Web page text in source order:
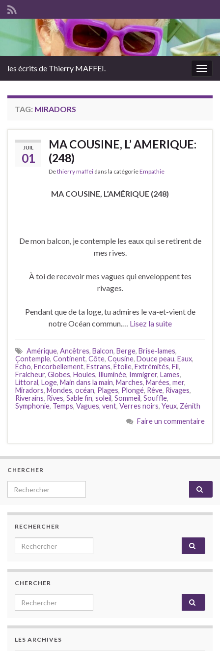
les écrits de Thierry MAFFEI.
TAG: MIRADORS
JUIL
01
MA COUSINE, L’ AMERIQUE:
(248)
Dethierry maffei dans la catégorieEmpathie
MA COUSINE, L’AMÉRIQUE (248)
De mon balcon, je contemple les eaux qui se retirent de
mes rives.
À toi de recevoir mes vagues qui enveloppent tes
rivages.
Pendant que de ta loge, tu admires le va-et-vient de
notre Océan commun.… Lisez la suite
Amérique, Ancêtres, Balcon, Berge, Brise-lames,
Contemple, Continent, Côte, Cousine, Douce peau, Eaux,
Écho, Encorbellement, Estrans, Étoile, Extrémités, Fil,
Fraicheur, Globes, Houles, Illuminée, Immigrer, Lames,
Littoral, Loge, Main dans la main, Marches, Marées, mer,
Miradors, Mondes, océan, Plages, Plongé, Rêve, Rivages,
Riverains, Rives, Sable fin, soleil, Sommeil, Souffle,
Symphonie, Temps, Vagues, vent, Verres noirs, Yeux, Zénith
Faire un commentaire
CHERCHER
Search for:
RECHERCHER
Search for:
CHERCHER
Search for:
LES ARCHIVES